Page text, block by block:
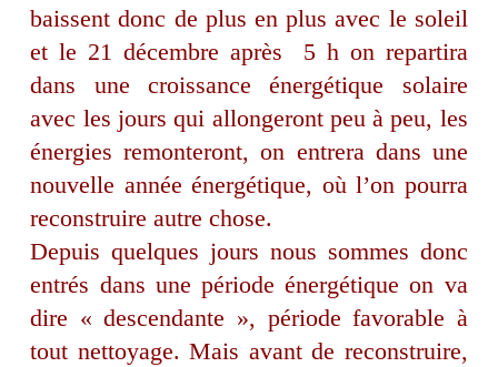
baissent donc de plus en plus avec le soleil
et le 21 décembre après 5 h on repartira
dans une croissance énergétique solaire
avec les jours qui allongeront peu à peu, les
énergies remonteront, on entrera dans une
nouvelle année énergétique, où l’on pourra
reconstruire autre chose.
Depuis quelques jours nous sommes donc
entrés dans une période énergétique on va
dire « descendante », période favorable à
tout nettoyage. Mais avant de reconstruire,